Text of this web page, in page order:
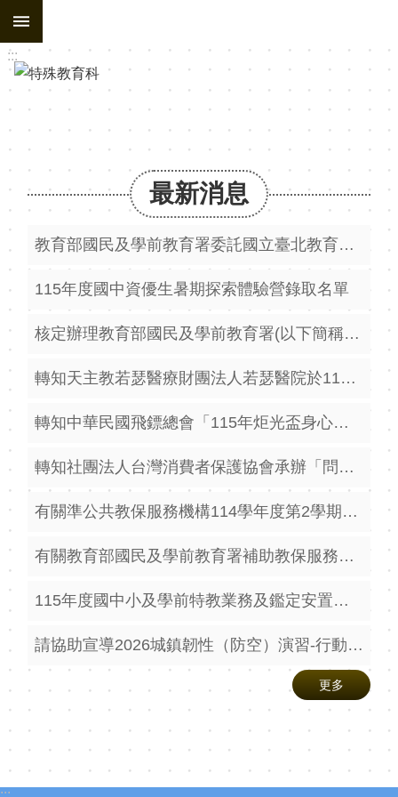
跳到主要內容區塊
:::
最新消息
教育部國民及學前教育署委託國立臺北教育大學辦理之「114至116年度學前階段特殊教育專業知能實施計畫」之115年度第六-1場次視訊研習實施計畫暨第七場次混成研習實施計畫
115年度國中資優生暑期探索體驗營錄取名單
核定辦理教育部國民及學前教育署(以下簡稱國教署)115學年度教保服務機構親職教育經費補助案，請查照。
轉知天主教若瑟醫療財團法人若瑟醫院於115年9月7日（星期一）上午假11樓第二會議室舉辦「115年度早期療育專業人員訓練課程」
轉知中華民國飛鏢總會「115年炬光盃身心障礙飛鏢邀請賽」活動
轉知社團法人台灣消費者保護協會承辦「問題沙拉油校園團體訴訟」相關資訊，請查照。
有關準公共教保服務機構114學年度第2學期配置教師助理員補助經費案，請查照。
有關教育部國民及學前教育署補助教保服務機構推動本土語言及在地文化融入教保活動課程修正
115年度國中小及學前特教業務及鑑定安置說明研習(文後諒達)
請協助宣導2026城鎮韌性（防空）演習-行動網路降速演練事宜
更多